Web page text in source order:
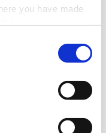
you have made
data is processed
and ads, to
Och ett